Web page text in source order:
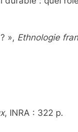
», Ethnologie
, INRA : 322 p.